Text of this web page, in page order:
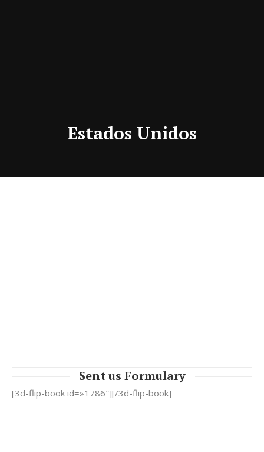
Estados Unidos
Sent us Formulary
[3d-flip-book id=»1786″][/3d-flip-book]